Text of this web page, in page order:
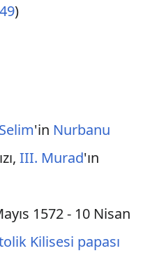
)
'in Nurbanu
III. Murad'ın
1572 - 10 Nisan
Kilisesi papası